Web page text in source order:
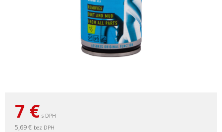
7 € s DPH
5,69 € bez DPH